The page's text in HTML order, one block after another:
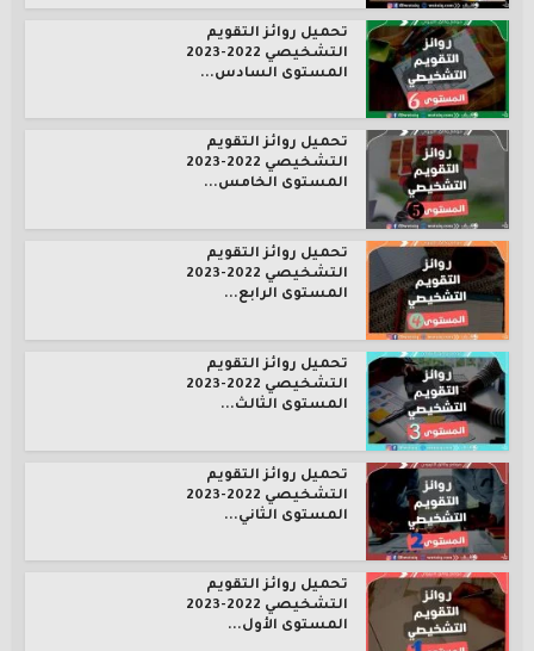
تحميل روائز التقويم
التشخيصي 2022-2023
المستوى السادس...
تحميل روائز التقويم
التشخيصي 2022-2023
المستوى الخامس...
تحميل روائز التقويم
التشخيصي 2022-2023
المستوى الرابع...
تحميل روائز التقويم
التشخيصي 2022-2023
المستوى الثالث...
تحميل روائز التقويم
التشخيصي 2022-2023
المستوى الثاني...
تحميل روائز التقويم
التشخيصي 2022-2023
المستوى الأول...